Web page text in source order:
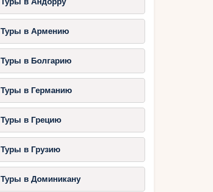
Туры в Армению
Туры в Болгарию
Туры в Германию
Туры в Грецию
Туры в Грузию
Туры в Доминикану